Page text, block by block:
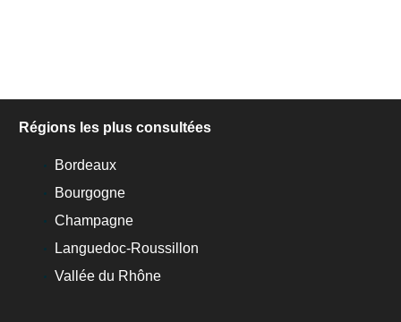
Régions les plus consultées
Bordeaux
Bourgogne
Champagne
Languedoc-Roussillon
Vallée du Rhône